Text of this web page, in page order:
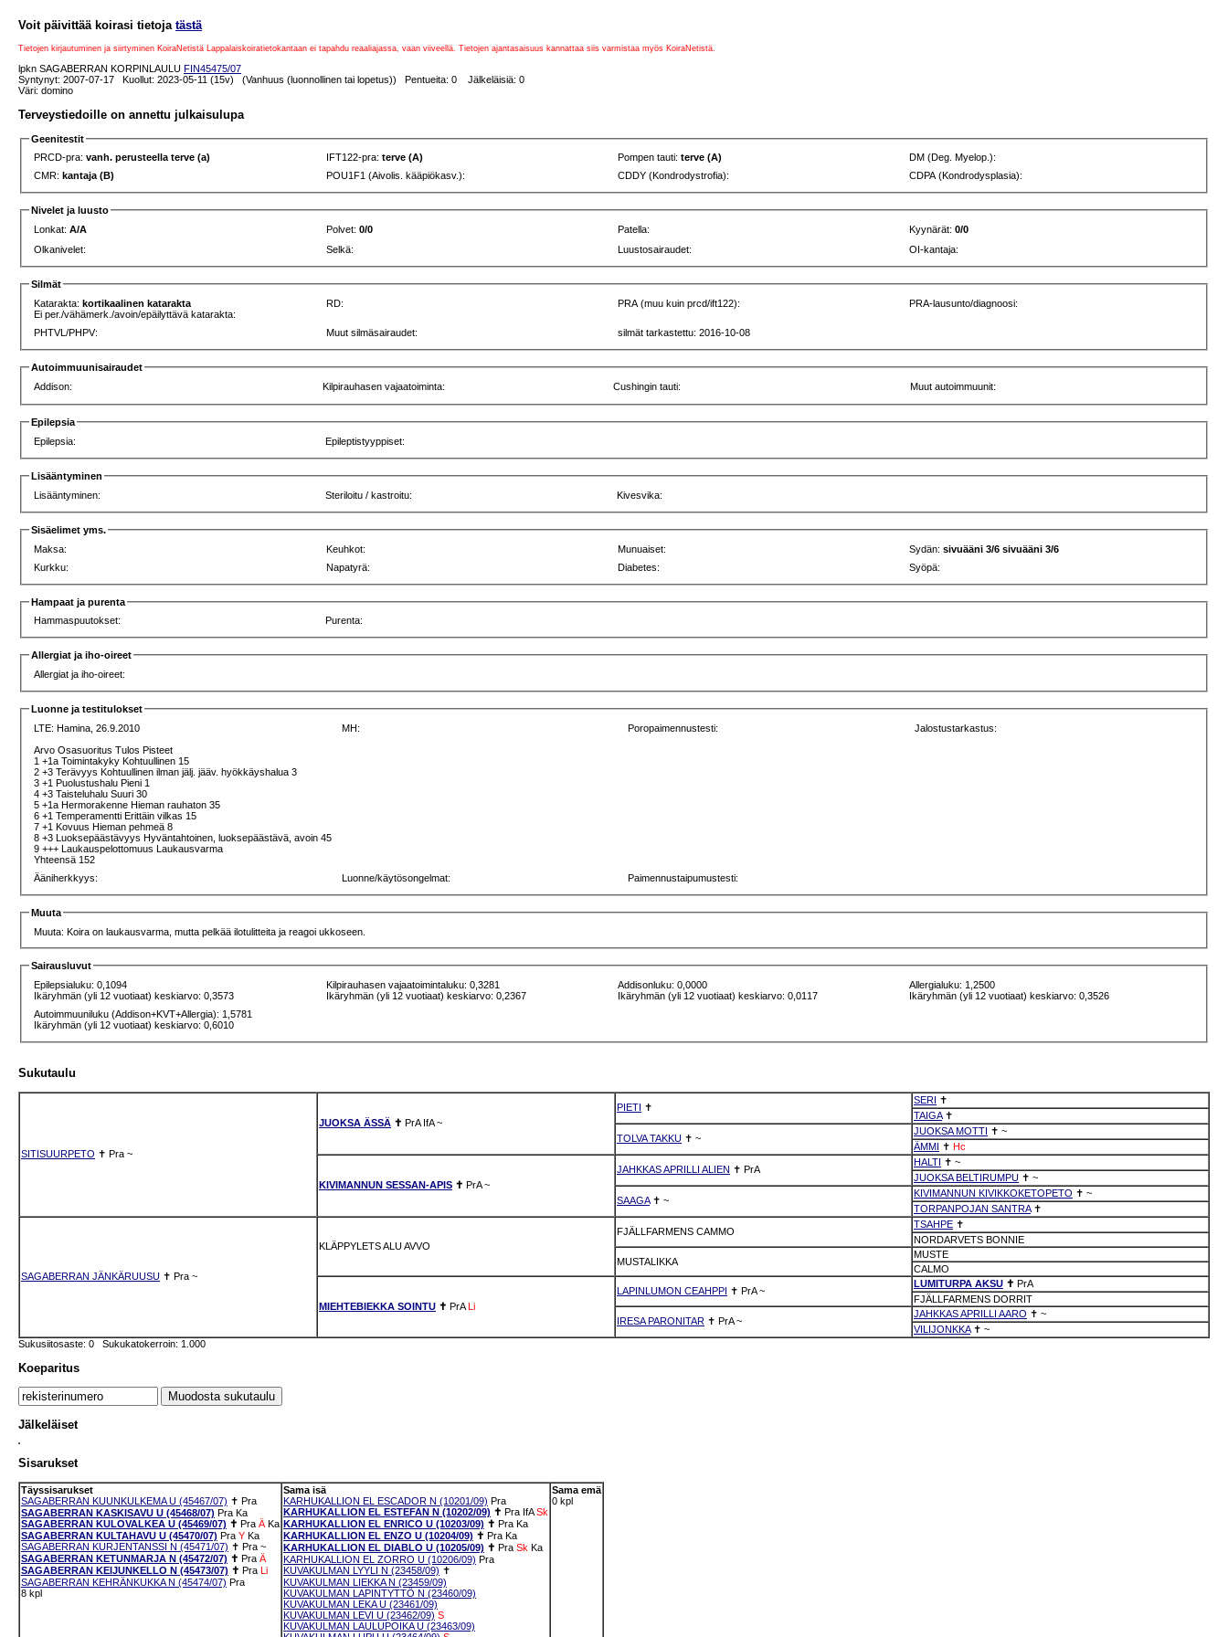
Voit päivittää koirasi tietoja tästä
Tietojen kirjautuminen ja siirtyminen KoiraNetistä Lappalaiskoiratietokantaan ei tapahdu reaaliajassa, vaan viiveellä. Tietojen ajantasaisuus kannattaa siis varmistaa myös KoiraNetistä.
lpkn SAGABERRAN KORPINLAULU FIN45475/07
Syntynyt: 2007-07-17 Kuollut: 2023-05-11 (15v) (Vanhuus (luonnollinen tai lopetus)) Pentueita: 0 Jälkeläisiä: 0
Väri: domino
Terveystiedoille on annettu julkaisulupa
Geenitestit
PRCD-pra:vanh. perusteella terve (a) IFT122-pra:terve (A) Pompen tauti:terve (A)
DM (Deg. Myelop.):
CMR: kantaja (B) POU1F1 (Aivolis. kääpiökasv.): CDDY (Kondrodystrofia): CDPA (Kondrodysplasia):
Nivelet ja luusto
Lonkat:A/A Polvet:0/0 Patella: Kyynärät:0/0
Olkanivelet:
Selkä: Luustosairaudet: OI-kantaja:
Silmät
Katarakta:kortikaalinen katarakta
Ei per./vähämerk./avoin/epäilyttävä katarakta:
RD: PRA (muu kuin prcd/ift122): PRA-lausunto/diagnoosi:
PHTVL/PHPV: Muut silmäsairaudet: silmät tarkastettu: 2016-10-08
Autoimmuunisairaudet
Addison:
Kilpirauhasen vajaatoiminta: Cushingin tauti: Muut autoimmuunit:
Epilepsia
Epilepsia:
Epileptistyyppiset:
Lisääntyminen
Lisääntyminen:
Steriloitu / kastroitu: Kivesvika:
Sisäelimet yms.
Maksa:
Keuhkot: Munuaiset: Sydän:sivuääni 3/6 sivuääni 3/6
Kurkku:
Napatyrä: Diabetes: Syöpä:
Hampaat ja purenta
Hammaspuutokset:
Purenta:
Allergiat ja iho-oireet
Allergiat ja iho-oireet:
Luonne ja testitulokset
LTE:Hamina, 26.9.2010
Arvo Osasuoritus Tulos Pisteet
1 +1a Toimintakyky Kohtuullinen 15
2 +3 Terävyys Kohtuullinen ilman jälj. jääv. hyökkäyshalua 3
3 +1 Puolustushalu Pieni 1
4 +3 Taisteluhalu Suuri 30
5 +1a Hermorakenne Hieman rauhaton 35
6 +1 Temperamentti Erittäin vilkas 15
7 +1 Kovuus Hieman pehmeä 8
8 +3 Luoksepäästävyys Hyväntahtoinen, luoksepäästävä, avoin 45
9 +++ Laukauspelottomuus Laukausvarma
Yhteensä 152
MH: Poropaimennustesti: Jalostustarkastus:
Ääniherkkyys: Luonne/käytösongelmat: Paimennustaipumustesti:
Muuta
Muuta: Koira on laukausvarma, mutta pelkää ilotulitteita ja reagoi ukkoseen.
Sairausluvut
Epilepsialuku: 0,1094
Ikäryhmän (yli 12 vuotiaat) keskiarvo: 0,3573
Kilpirauhasen vajaatoimintaluku: 0,3281
Ikäryhmän (yli 12 vuotiaat) keskiarvo: 0,2367
Addisonluku: 0,0000
Ikäryhmän (yli 12 vuotiaat) keskiarvo: 0,0117
Allergialuku: 1,2500
Ikäryhmän (yli 12 vuotiaat) keskiarvo: 0,3526
Autoimmuuniluku (Addison+KVT+Allergia): 1,5781
Ikäryhmän (yli 12 vuotiaat) keskiarvo: 0,6010
Sukutaulu
SITISUURPETO ✝ Pra ~
JUOKSA ÄSSÄ ✝ PrA IfA ~
PIETI ✝
SERI ✝
TAIGA✝
TOLVA TAKKU ✝ ~
JUOKSA MOTTI ✝ ~
ÄMMI ✝ Hc
KIVIMANNUN SESSAN-APIS ✝ PrA ~
JAHKKAS APRILLI ALIEN ✝ PrA
HALTI ✝ ~
JUOKSA BELTIRUMPU ✝ ~
SAAGA✝ ~
KIVIMANNUN KIVIKKOKETOPETO ✝ ~
TORPANPOJAN SANTRA✝
SAGABERRAN JÄNKÄRUUSU ✝ Pra ~
KLÄPPYLETS ALU AVVO
FJÄLLFARMENS CAMMO
TSAHPE ✝
NORDARVETS BONNIE
MUSTALIKKA
MUSTE
CALMO
MIEHTEBIEKKA SOINTU ✝ PrA Li
LAPINLUMON CEAHPPI ✝ PrA ~
LUMITURPA AKSU ✝ PrA
FJÄLLFARMENS DORRIT
IRESA PARONITAR ✝ PrA ~
JAHKKAS APRILLI AARO ✝ ~
VILIJONKKA✝ ~
Sukusiitosaste: 0 Sukukatokerroin: 1.000
Koeparitus
Jälkeläiset
Sisarukset
Täyssisarukset
SAGABERRAN KUUNKULKEMA U (45467/07) ✝ Pra
SAGABERRAN KASKISAVU U (45468/07) Pra Ka
SAGABERRAN KULOVALKEA U (45469/07) ✝ Pra Ä Ka
SAGABERRAN KULTAHAVU U (45470/07) Pra Y Ka
SAGABERRAN KURJENTANSSI N (45471/07) ✝ Pra ~
SAGABERRAN KETUNMARJA N (45472/07) ✝ Pra Ä
SAGABERRAN KEIJUNKELLO N (45473/07) ✝ Pra Li
SAGABERRAN KEHRÄNKUKKA N (45474/07) Pra
8 kpl
Sama isä
KARHUKALLION EL ESCADOR N (10201/09) Pra
KARHUKALLION EL ESTEFAN N (10202/09) ✝ Pra IfA Sk
KARHUKALLION EL ENRICO U (10203/09) ✝ Pra Ka
KARHUKALLION EL ENZO U (10204/09) ✝ Pra Ka
KARHUKALLION EL DIABLO U (10205/09) ✝ Pra Sk Ka
KARHUKALLION EL ZORRO U (10206/09) Pra
KUVAKULMAN LYYLI N (23458/09) ✝
KUVAKULMAN LIEKKA N (23459/09)
KUVAKULMAN LAPINTYTTÖ N (23460/09)
KUVAKULMAN LEKA U (23461/09)
KUVAKULMAN LEVI U (23462/09) S
KUVAKULMAN LAULUPOIKA U (23463/09)
Sama emä
0 kpl